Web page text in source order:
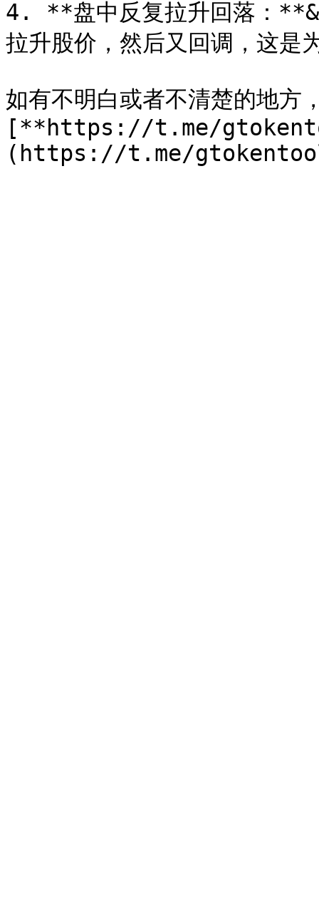
4. **盘中反复拉升回落：
拉升股价，然后又回调，这是
如有不明白或者不清楚的地方
[**https://t.me/